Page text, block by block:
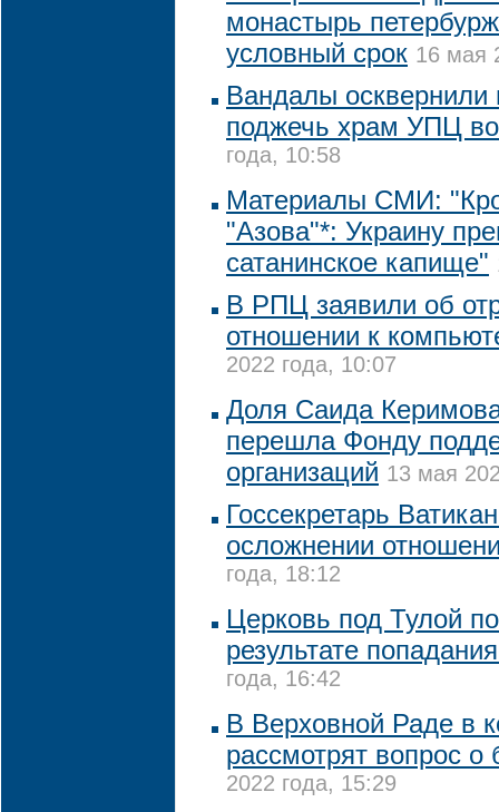
монастырь
условный срок 16 мая
Вандалы осквернили
поджечь храм УПЦ
года, 10:58
Материалы СМИ:
"Азова"*: Украину
сатанинское капище"
В РПЦ заявили об
отношении к
2022 года, 10:07
Доля Саида
перешла Фонду
организаций 13 мая
Госсекретарь
осложнении
года, 18:12
Церковь под Тулой
результате
года, 16:42
В Верховной Раде в
рассмотрят вопрос
2022 года, 15:29